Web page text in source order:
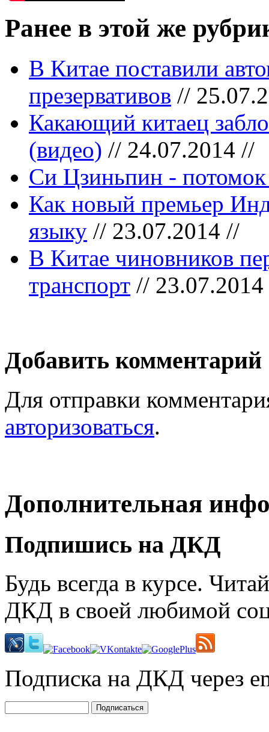
Ранее в этой же
В Китае поставили
презервативов //
Какающий китаец
(видео) // 24.07.2014 //
Си Цзиньпин - потомок
Как новый премьер
языку // 23.07.2014 //
В Китае чиновников
транспорт //
Добавить комментарий
Для отправки
авторизоваться.
Дополнительная
Подпишись на ДКД
Будь всегда в курсе.
ДКД в своей любимой
Подписка на ДКД через